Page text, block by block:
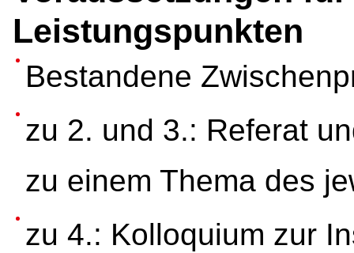
Leistungspunkten
Bestandene
zu 2. und 3.: Referat
zu einem Thema des
zu 4.: Kolloquium zur